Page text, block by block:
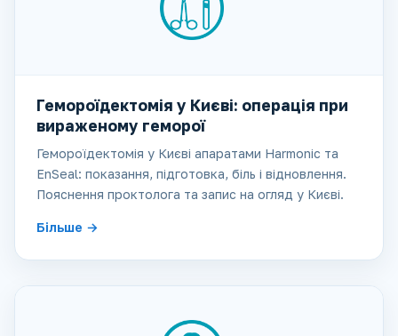
Гемороїдектомія у Києві: операція при
вираженому геморої
Гемороїдектомія у Києві апаратами Harmonic та
EnSeal: показання, підготовка, біль і відновлення.
Пояснення проктолога та запис на огляд у Києві.
Більше